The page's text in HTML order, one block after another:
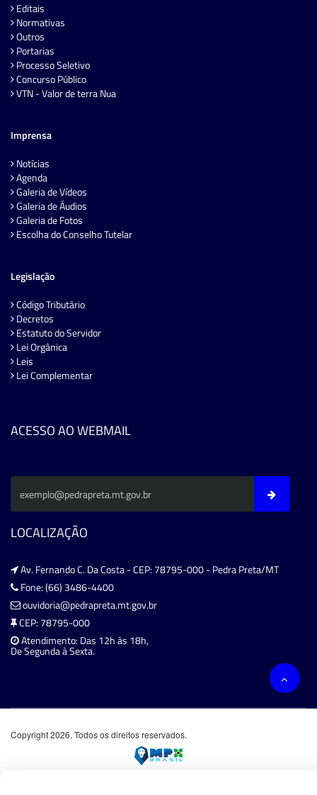
Editais
Normativas
Outros
Portarias
Processo Seletivo
Concurso Público
VTN - Valor de terra Nua
Imprensa
Notícias
Agenda
Galeria de Vídeos
Galeria de Áudios
Galeria de Fotos
Escolha do Conselho Tutelar
Legislação
Código Tributário
Decretos
Estatuto do Servidor
Lei Orgânica
Leis
Lei Complementar
ACESSO AO WEBMAIL
LOCALIZAÇÃO
Av. Fernando C. Da Costa - CEP: 78795-000 - Pedra Preta/MT
Fone: (66) 3486-4400
ouvidoria@pedrapreta.mt.gov.br
CEP: 78795-000
Atendimento: Das 12h às 18h,
De Segunda à Sexta.
Copyright 2026. Todos os direitos reservados.